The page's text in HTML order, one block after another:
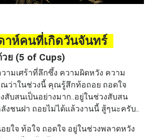
าห์คนที่เกิดวันจันทร์
ย (5 of Cups)
มเศร้าที่ลึกซึ้ง ความผิดหวัง ความ
ว่าในช่วงนี้ คุณรู้สึกท้อถอย ถอดใจ
สับสนเป็นอย่างมาก..อยู่ในช่วงสับสน
งชนฝา ถอยไม่ได้เเล้วงานนี้ สู้ๆนะครับ..
ยใจ ท้อใจ ถอดใจ อยู่ในช่วงพลาดหวัง